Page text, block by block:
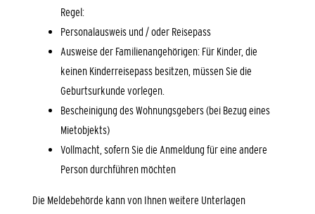
Regel:
Personalausweis und / oder Reisepass
Ausweise der Familienangehörigen: Für Kinder, die
keinen Kinderreisepass besitzen, müssen Sie die
Geburtsurkunde vorlegen.
Bescheinigung des Wohnungsgebers (bei Bezug eines
Mietobjekts)
Vollmacht, sofern Sie die Anmeldung für eine andere
Person durchführen möchten
Die Meldebehörde kann von Ihnen weitere Unterlagen